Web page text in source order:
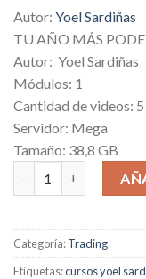
was:
Autor: Yoel Sardiñas
TU AÑO MÁS
Autor: Yoel Sardiñas
Módulos: 1
Cantidad de videos: 5
Servidor: Mega
Tamaño: 38,8 GB
My Best Investment
Categoría:Trading
Etiquetas:cursos yoel